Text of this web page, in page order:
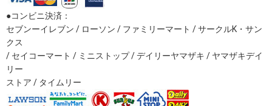
●コンビニ決済：
セブンーイレブン / ローソン / ファミリーマート / サークルK・サン
クス
/ セイコーマート / ミニストップ / デイリーヤマザキ / ヤマザキデイ
リー
ストア / タイムリー